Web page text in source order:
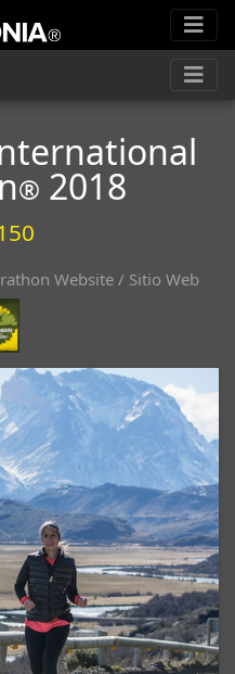
® 2018
Website / Sitio Web